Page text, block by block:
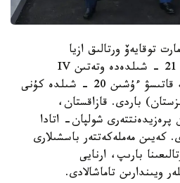
توقايەۆ ورتالىق ازيا
مەملەكەتتەرى باسشىلارىنىڭ 21 - شىلدەدە وتەتىن IV
كونسۋلتاتيۆتىك كەزدەسۋىنە قاتىسۋ ءۇشىن 20 - شىلدە كۇنى
باردى. قازاقستان،
شولپان- اتادا
كەيىن مەملەكەتتەر باسشىلارى
بارىپ، ارنايى
ويىندارىن تاماشالادى.